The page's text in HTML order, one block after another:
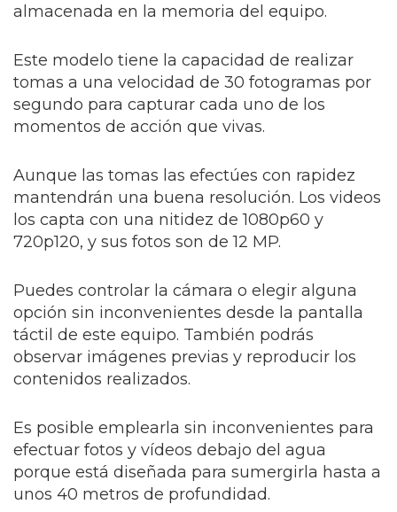
almacenada en la memoria del equipo.
Este modelo tiene la capacidad de realizar
tomas a una velocidad de 30 fotogramas por
segundo para capturar cada uno de los
momentos de acción que vivas.
Aunque las tomas las efectúes con rapidez
mantendrán una buena resolución. Los videos
los capta con una nitidez de 1080p60 y
720p120, y sus fotos son de 12 MP.
Puedes controlar la cámara o elegir alguna
opción sin inconvenientes desde la pantalla
táctil de este equipo. También podrás
observar imágenes previas y reproducir los
contenidos realizados.
Es posible emplearla sin inconvenientes para
efectuar fotos y vídeos debajo del agua
porque está diseñada para sumergirla hasta a
unos 40 metros de profundidad.